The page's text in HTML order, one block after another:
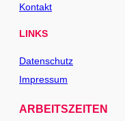
Kontakt
LINKS
Datenschutz
Impressum
ARBEITSZEITEN